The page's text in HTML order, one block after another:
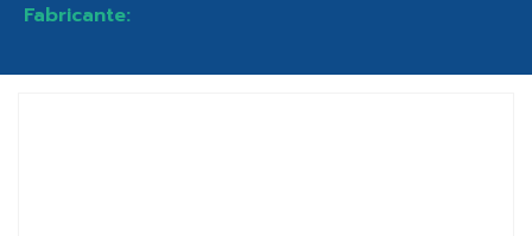
Fabricante: